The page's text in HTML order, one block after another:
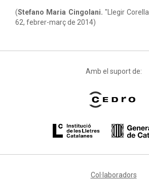
(Stefano Maria Cingolani. "Llegir
62, febrer-març de 2014)
Amb el suport de:
Col·laboradors